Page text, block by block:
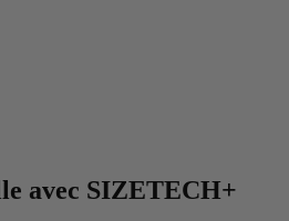
avec SIZETECH+